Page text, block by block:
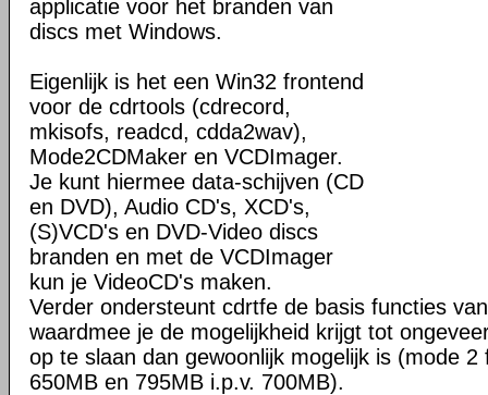
applicatie voor het branden van
discs met Windows.
Eigenlijk is het een Win32 frontend
voor de cdrtools (cdrecord,
mkisofs, readcd, cdda2wav),
Mode2CDMaker en VCDImager.
Je kunt hiermee data-schijven (CD
en DVD), Audio CD's, XCD's,
(S)VCD's en DVD-Video discs
branden en met de VCDImager
kun je VideoCD's maken.
Verder ondersteunt cdrtfe de basis functies
waardmee je de mogelijkheid krijgt tot
op te slaan dan gewoonlijk mogelijk is (mode
650MB en 795MB i.p.v. 700MB).